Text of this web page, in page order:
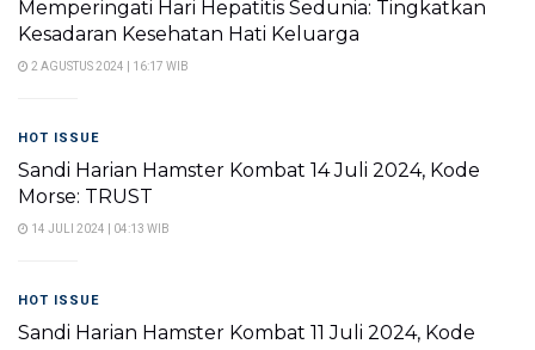
Memperingati Hari Hepatitis Sedunia: Tingkatkan
Kesadaran Kesehatan Hati Keluarga
2 AGUSTUS 2024 | 16:17 WIB
HOT ISSUE
Sandi Harian Hamster Kombat 14 Juli 2024, Kode
Morse: TRUST
14 JULI 2024 | 04:13 WIB
HOT ISSUE
Sandi Harian Hamster Kombat 11 Juli 2024, Kode